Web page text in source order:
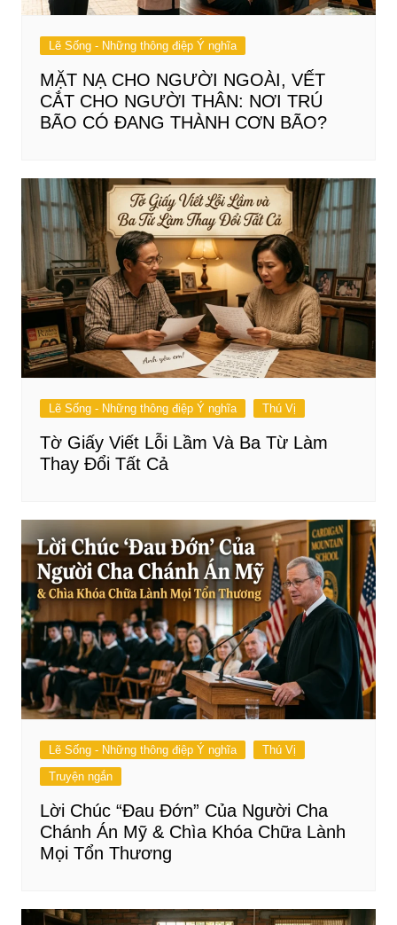
Lẽ Sống - Những thông điệp Ý nghĩa
MẶT NẠ CHO NGƯỜI NGOÀI, VẾT
CẮT CHO NGƯỜI THÂN: NƠI TRÚ
BÃO CÓ ĐANG THÀNH CƠN BÃO?
Lẽ Sống - Những thông điệp Ý nghĩa Thú Vị
Tờ Giấy Viết Lỗi Lầm Và Ba Từ Làm
Thay Đổi Tất Cả
Lẽ Sống - Những thông điệp Ý nghĩa
Thú Vị
Truyện ngắn
Lời Chúc “Đau Đớn” Của Người Cha
Chánh Án Mỹ & Chìa Khóa Chữa Lành
Mọi Tổn Thương